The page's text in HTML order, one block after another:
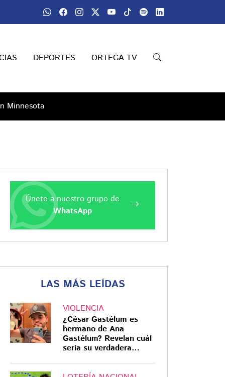
DEPORTES ORTEGA TV
Minnesota
Únete a nuestro grupo de
WhatsApp
LAS MÁS LEÍDAS
VIOLENCIA
¿César Gastélum es
hermano de Ana
Gastélum? Revelan cuál
sería su verdadera